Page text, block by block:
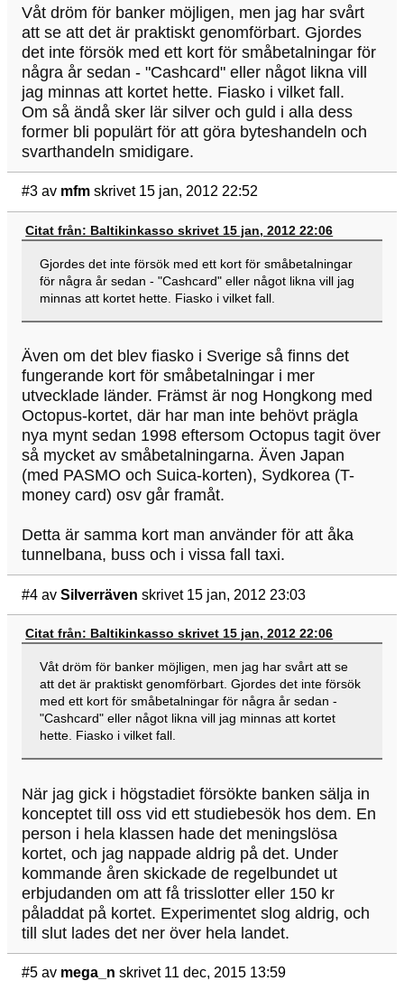
Våt dröm för banker möjligen, men jag har svårt
att se att det är praktiskt genomförbart. Gjordes
det inte försök med ett kort för småbetalningar för
några år sedan - "Cashcard" eller något likna vill
jag minnas att kortet hette. Fiasko i vilket fall.
Om så ändå sker lär silver och guld i alla dess
former bli populärt för att göra byteshandeln och
svarthandeln smidigare.
#3 av mfm skrivet 15 jan, 2012 22:52
Citat från: Baltikinkasso skrivet 15 jan, 2012 22:06
Gjordes det inte försök med ett kort för småbetalningar
för några år sedan - "Cashcard" eller något likna vill jag
minnas att kortet hette. Fiasko i vilket fall.
Även om det blev fiasko i Sverige så finns det
fungerande kort för småbetalningar i mer
utvecklade länder. Främst är nog Hongkong med
Octopus-kortet, där har man inte behövt prägla
nya mynt sedan 1998 eftersom Octopus tagit över
så mycket av småbetalningarna. Även Japan
(med PASMO och Suica-korten), Sydkorea (T-
money card) osv går framåt.
Detta är samma kort man använder för att åka
tunnelbana, buss och i vissa fall taxi.
#4 av Silverräven skrivet 15 jan, 2012 23:03
Citat från: Baltikinkasso skrivet 15 jan, 2012 22:06
Våt dröm för banker möjligen, men jag har svårt att se
att det är praktiskt genomförbart. Gjordes det inte försök
med ett kort för småbetalningar för några år sedan -
"Cashcard" eller något likna vill jag minnas att kortet
hette. Fiasko i vilket fall.
När jag gick i högstadiet försökte banken sälja in
konceptet till oss vid ett studiebesök hos dem. En
person i hela klassen hade det meningslösa
kortet, och jag nappade aldrig på det. Under
kommande åren skickade de regelbundet ut
erbjudanden om att få trisslotter eller 150 kr
påladdat på kortet. Experimentet slog aldrig, och
till slut lades det ner över hela landet.
#5 av mega_n skrivet 11 dec, 2015 13:59